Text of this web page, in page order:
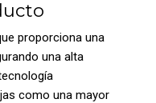
proporciona una
una alta
como una mayor